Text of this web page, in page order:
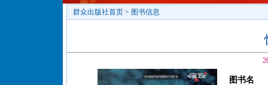
群众出版社首页 > 图书信息
图书名